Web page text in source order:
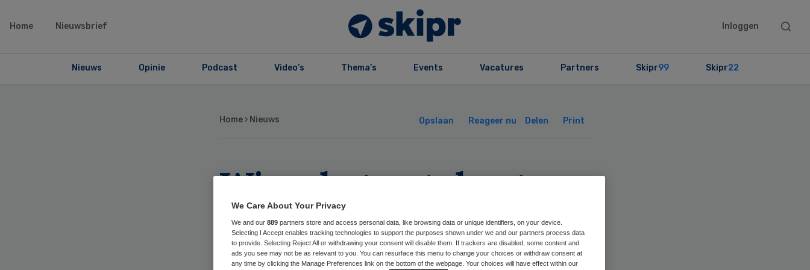
Home Nieuwsbrief Inloggen
Search
Nieuws Opinie Podcast Video’s Thema’s Events Vacatures Partners Skipr99 Skipr22
Home › Nieuws Opslaan Reageer nu Delen Print
Winschoten tekent
voor behoud Sint
Lucas
We Care About Your Privacy
We and our 889 partners store and access personal data, like browsing data or unique identifiers, on your device.
Selecting I Accept enables tracking technologies to support the purposes shown under we and our partners process data
to provide. Selecting Reject All or withdrawing your consent will disable them. If trackers are disabled, some content and
ads you see may not be as relevant to you. You can resurface this menu to change your choices or withdraw consent at
any time by clicking the Manage Preferences link on the bottom of the webpage. Your choices will have effect within our